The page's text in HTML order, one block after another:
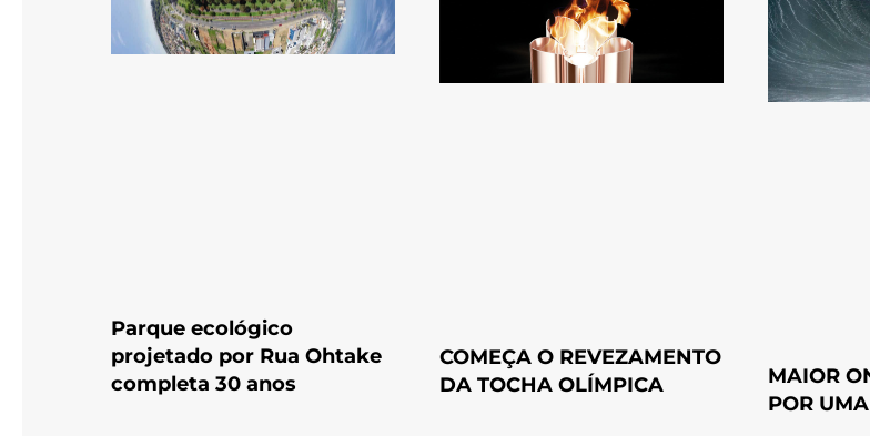
Parque ecológico
projetado por Rua Ohtake
completa 30 anos
COMEÇA O REVEZAMENTO
DA TOCHA OLÍMPICA
MAIOR
POR